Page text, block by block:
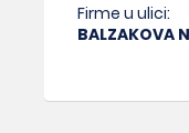
Firme u ulici:
BALZAKOVA